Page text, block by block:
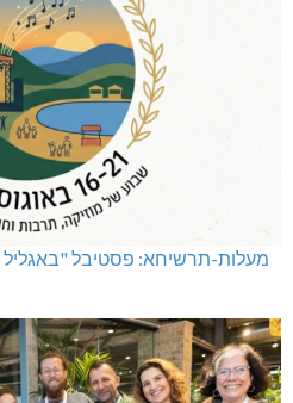
מעלות-תרשיחא: פסטיבל "באגליל